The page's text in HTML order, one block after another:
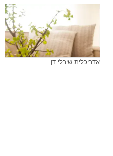
אדריכלית שירלי דן